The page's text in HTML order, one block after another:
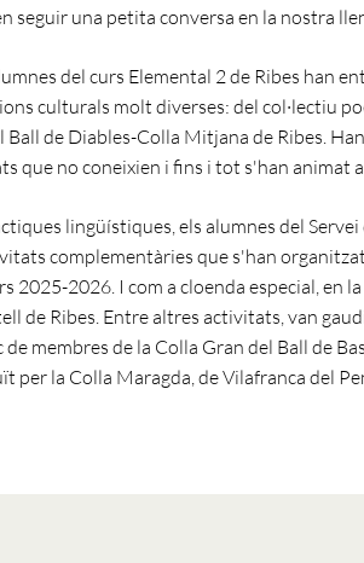
seguir una petita conversa en la nostra
del curs Elemental 2 de Ribes han
culturals molt diverses: del col·lectiu
Ball de Diables-Colla Mitjana de Ribes.
que no coneixien i fins i tot s'han animat
lingüístiques, els alumnes del
complementàries que s'han
2025-2026. I com a cloenda especial, en
de Ribes. Entre altres activitats, van
de membres de la Colla Gran del Ball de
per la Colla Maragda, de Vilafranca del